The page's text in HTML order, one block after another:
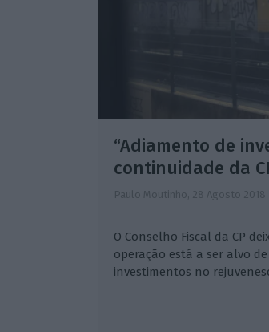
“Adiamento de
continuidade da
Paulo Moutinho, 28 Agosto 2018
O Conselho Fiscal da CP
operação está a ser alvo
investimentos no